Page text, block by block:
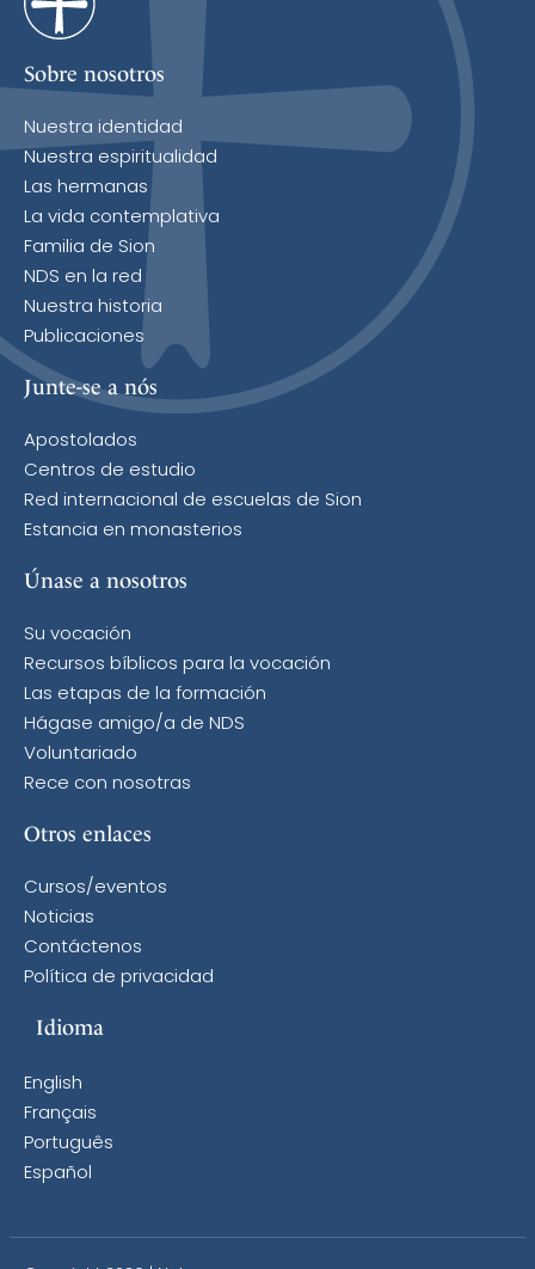
Sobre nosotros
Nuestra identidad
Nuestra espiritualidad
Las hermanas
La vida contemplativa
Familia de Sion
NDS en la red
Nuestra historia
Publicaciones
Junte-se a nós
Apostolados
Centros de estudio
Red internacional de escuelas de Sion
Estancia en monasterios
Únase a nosotros
Su vocación
Recursos bíblicos para la vocación
Las etapas de la formación
Hágase amigo/a de NDS
Voluntariado
Rece con nosotras
Otros enlaces
Cursos/eventos
Noticias
Contáctenos
Política de privacidad
Idioma
English
Français
Português
Español